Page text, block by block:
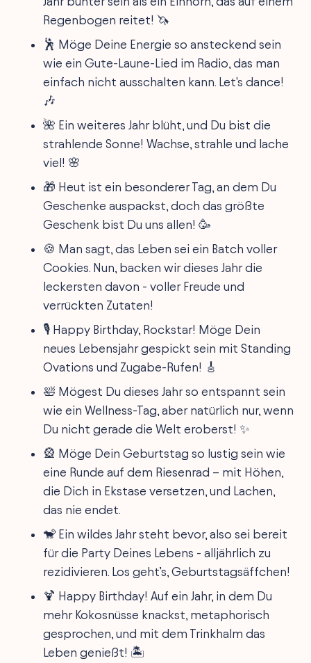
Regenbogen reitet! 🦄
🕺 Möge Deine Energie so ansteckend sein
wie ein Gute-Laune-Lied im Radio, das man
einfach nicht ausschalten kann. Let's dance!
🎶
🌺 Ein weiteres Jahr blüht, und Du bist die
strahlende Sonne! Wachse, strahle und lache
viel! 🌸
🎁 Heut ist ein besonderer Tag, an dem Du
Geschenke auspackst, doch das größte
Geschenk bist Du uns allen! 🥳
🍪 Man sagt, das Leben sei ein Batch voller
Cookies. Nun, backen wir dieses Jahr die
leckersten davon - voller Freude und
verrückten Zutaten!
🎙️ Happy Birthday, Rockstar! Möge Dein
neues Lebensjahr gespickt sein mit Standing
Ovations und Zugabe-Rufen! 🎸
🛀 Mögest Du dieses Jahr so entspannt sein
wie ein Wellness-Tag, aber natürlich nur, wenn
Du nicht gerade die Welt eroberst! ✨
🎡 Möge Dein Geburtstag so lustig sein wie
eine Runde auf dem Riesenrad – mit Höhen,
die Dich in Ekstase versetzen, und Lachen,
das nie endet.
🐒 Ein wildes Jahr steht bevor, also sei bereit
für die Party Deines Lebens - alljährlich zu
rezidivieren. Los geht’s, Geburtstagsäffchen!
🍹 Happy Birthday! Auf ein Jahr, in dem Du
mehr Kokosnüsse knackst, metaphorisch
gesprochen, und mit dem Trinkhalm das
Leben genießt! 🏝